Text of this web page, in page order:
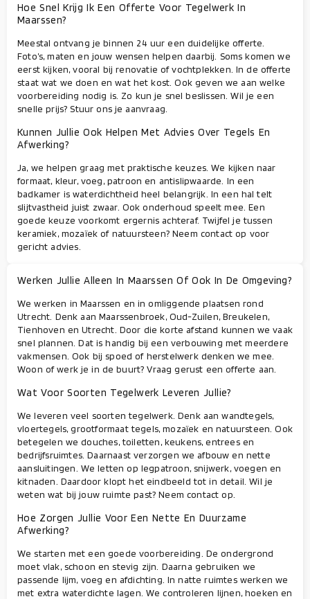
Hoe Snel Krijg Ik Een Offerte Voor Tegelwerk In
Maarssen?
Meestal ontvang je binnen 24 uur een duidelijke offerte.
Foto’s, maten en jouw wensen helpen daarbij. Soms komen we
eerst kijken, vooral bij renovatie of vochtplekken. In de offerte
staat wat we doen en wat het kost. Ook geven we aan welke
voorbereiding nodig is. Zo kun je snel beslissen. Wil je een
snelle prijs? Stuur ons je aanvraag.
Kunnen Jullie Ook Helpen Met Advies Over Tegels En
Afwerking?
Ja, we helpen graag met praktische keuzes. We kijken naar
formaat, kleur, voeg, patroon en antislipwaarde. In een
badkamer is waterdichtheid heel belangrijk. In een hal telt
slijtvastheid juist zwaar. Ook onderhoud speelt mee. Een
goede keuze voorkomt ergernis achteraf. Twijfel je tussen
keramiek, mozaïek of natuursteen? Neem contact op voor
gericht advies.
Werken Jullie Alleen In Maarssen Of Ook In De Omgeving?
We werken in Maarssen en in omliggende plaatsen rond
Utrecht. Denk aan Maarssenbroek, Oud-Zuilen, Breukelen,
Tienhoven en Utrecht. Door die korte afstand kunnen we vaak
snel plannen. Dat is handig bij een verbouwing met meerdere
vakmensen. Ook bij spoed of herstelwerk denken we mee.
Woon of werk je in de buurt? Vraag gerust een offerte aan.
Wat Voor Soorten Tegelwerk Leveren Jullie?
We leveren veel soorten tegelwerk. Denk aan wandtegels,
vloertegels, grootformaat tegels, mozaïek en natuursteen. Ook
betegelen we douches, toiletten, keukens, entrees en
bedrijfsruimtes. Daarnaast verzorgen we afbouw en nette
aansluitingen. We letten op legpatroon, snijwerk, voegen en
kitnaden. Daardoor klopt het eindbeeld tot in detail. Wil je
weten wat bij jouw ruimte past? Neem contact op.
Hoe Zorgen Jullie Voor Een Nette En Duurzame
Afwerking?
We starten met een goede voorbereiding. De ondergrond
moet vlak, schoon en stevig zijn. Daarna gebruiken we
passende lijm, voeg en afdichting. In natte ruimtes werken we
met extra waterdichte lagen. We controleren lijnen, hoeken en